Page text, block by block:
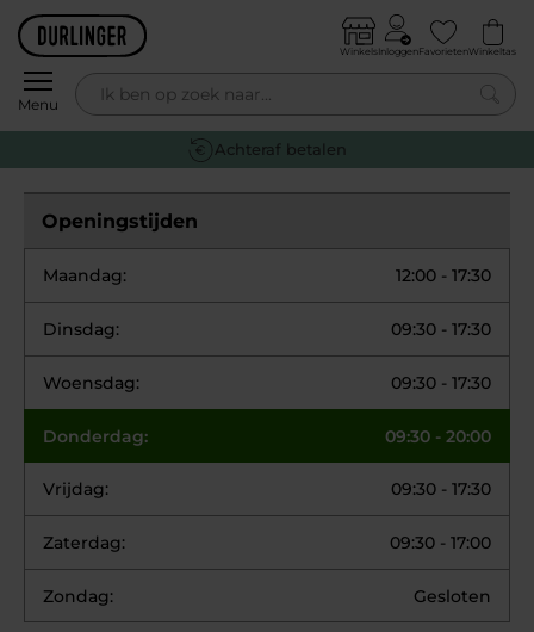
Skip to content
Menu
WinkelsInloggenFavorietenWinkeltas
0
Achteraf betalen
Openingstijden
Maandag: 12:00 - 17:30
Dinsdag: 09:30 - 17:30
Woensdag: 09:30 - 17:30
Donderdag: 09:30 - 20:00
Vrijdag: 09:30 - 17:30
Zaterdag: 09:30 - 17:00
Zondag: Gesloten